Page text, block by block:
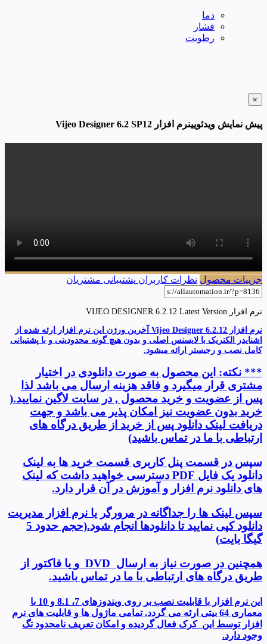
دما
فشار
رطوبت
×
پیش نمایش ویدئویینرم افزار Vijeo Designer 6.2 SP12
جزییات محصول نظرات کاربران پشتیبانی مشتریان
نرم افزار VIJEO DESIGNER 6.2.12 Latest Version
نرم افزار Vijeo Designer 6.2.12 آخرین ورژن این نرم افزار ارئه شده از
اشنایدر الکتریک با لایسنس اصلی و بدون هیچ گونه محدودیتی و با پشتیبانی
کامل نصب و رجیستر ارائه میشود.
*** نکته: این محصول به صورت دانلودی در اختیار
مشتری قرار میگیرد و فاقد هزینه ارسال می باشد لذا
پس از عضویت و خرید محصول , در سایت لاگین نمایید.(
خرید بدون عضویت نیز امکان پذیر می باشد و جهت
دریافت لینک دانلود پس از خرید از طریق درگاه های
ارتباطی با ما در تماس باشید)
سپس در قسمت پنل کاربری قسمت خرید ها به لینک
دانلود یک فایل
دسترسی خواهید داشت که لینک
های دانلود نرم افزار و آموزش در آن قرار دارد.
سپس لینک ها را جداگانه در مرورگر یا نرم افزار مدیریت
دانلود کپی نمایید تا دانلودها انجام شود.(حجم حدود 5
گیگا بایت)
همچنین در صورت نیاز به ارسال DVD و یا فاکتور از
طریق درگاه های ارتباطی با ما در تماس باشید.
این نرم افزار با قابلیت نصب بر روی ویندوزهای 7، 8.1 و 10 با
معماری 64 بیتی ارئه می گردد. تمامی ماژول ها و قابلیت های نرم
افزار توسط این کرک فعال گردیده و امکان تعریف نامحدود تگ
وجود دارد.